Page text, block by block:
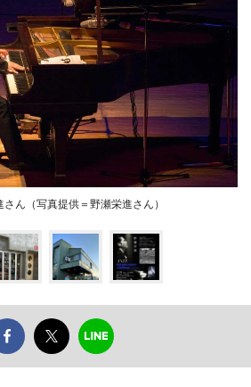
ん（写真提供＝野瀬栄進さん）